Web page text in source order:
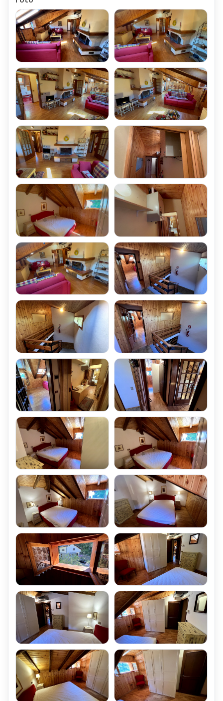
All'interno della Camera Matrimoniale si trova un ampio
ripostiglio Sotto-Tetto
Seconda Camera Matrimoniale
Bagno con finestra Velux, attrezzato con Doccia
Una Terza Camera Matrimoniale,
ricavate nel Sotto-Tetto abitabile
La Mansarda Via Versurone Fiumalbo Mq 90 Quadrilocale Piano
Secondo Tre Camere Caminetto,
Viene Affittata completamente arredata,
come da Foto e Video Pubblicate in questo articolo.
Locali Accessori della Mansarda Via Lago Fiumalbo
La Mansarda Quadrilocale Via Versurone è Dotata di un Ampio
Locale Cantina,
di proprietà, posta al Piano Terra.
Le Cantine sono state realizzate sui due Lati del Piano Terra del
Condominio,
accessibili direttamente dall'ingresso Condominiale.
Impianto di Riscaldamento della Mansarda Quadri-Locale
La Mansarda Quadrilocale Via Versurone Fiumalbo Mq 90,
è dotata di Impianto di Riscaldamento indipendente,
realizzato con Caldaia Alimentata a Gas Metano,
ubicata nel vano disimpegno.
La produzione della Acqua Calda Sanitaria,
viene realizzata sempre tramite la Caldaia a Gas indipendente.
La Temperatura interna della Mansarda,
viene regolata tramite il Proprio Termostato Ambiente,
programmabile anche da Remoto,
grazie alla App (iOS/Android) fornita dal Produttore.
Spazi Esterni ed Area Parcheggio della Mansarda Quadrilocale
La Mansarda Via Versurone Fiumalbo Mq 90 Quadrilocale Piano
Secondo Caminetto,
ed il Condominio di cui fa parte,
sono dotate di un ampio spazio Verde ad uso Giardino,
Sviluppato sui Quattro lati del Fabbricato,
facilmente accessibile ed usufruibile.
All'interno dello spazio Verde Comune,
è stato ricavato un Ampio parcheggio ad uso comune,
dove sono stati realizzati i Posti Auto Scoperti Assegnati.